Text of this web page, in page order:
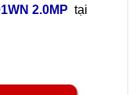
2.0MP tại